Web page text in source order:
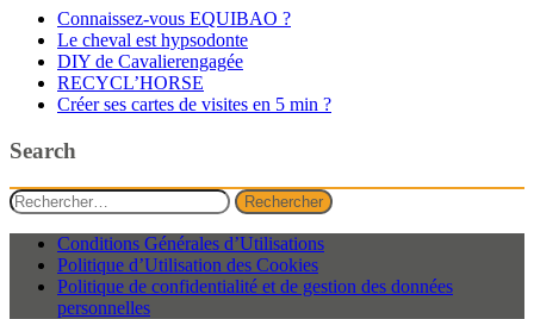
Connaissez-vous EQUIBAO ?
Le cheval est hypsodonte
DIY de Cavalierengagée
RECYCL’HORSE
Créer ses cartes de visites en 5 min ?
Search
Rechercher :
Conditions Générales d’Utilisations
Politique d’Utilisation des Cookies
Politique de confidentialité et de gestion des données
personnelles